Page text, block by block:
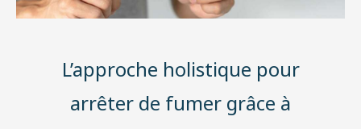
L’approche holistique pour
arrêter de fumer grâce à